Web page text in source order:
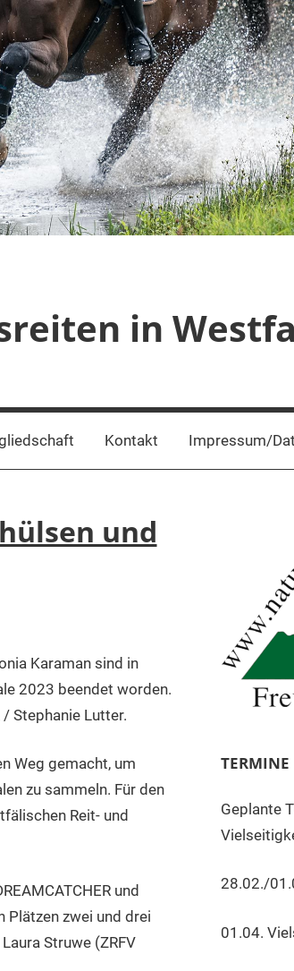
in
Kontakt Impressum/
und
Karaman sind in
2023 beendet worden.
/ Stephanie Lutter.
Weg gemacht, um
zu sammeln. Für den
Reit- und
und
Plätzen zwei und drei
Struwe (ZRFV
TERMINE
Geplante
28.02./
01.04.